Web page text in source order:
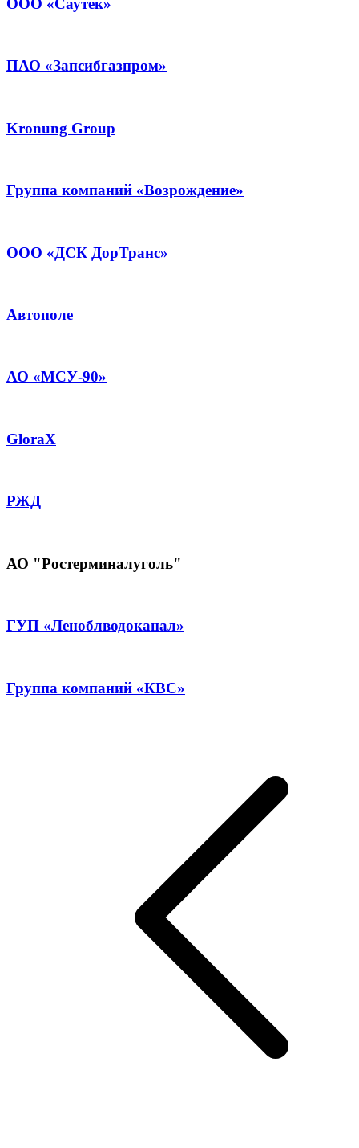
ООО «Саутек»
ПАО «Запсибгазпром»
Kronung Group
Группа компаний «Возрождение»
ООО «ДСК ДорТранс»
Автополе
АО «МСУ-90»
GloraX
РЖД
АО "Ростерминалуголь"
ГУП «Леноблводоканал»
Группа компаний «КВС»